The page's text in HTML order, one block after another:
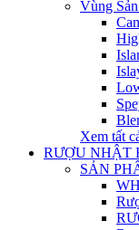
Vùng
Xem tất
RƯỢU NHẬT
SẢN